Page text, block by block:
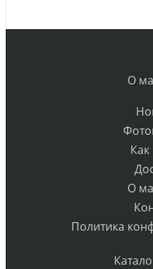
О
Как
О
Политика